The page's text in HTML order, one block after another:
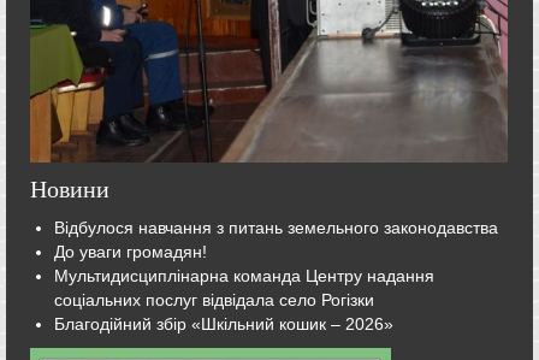
Новини
Відбулося навчання з питань земельного законодавства
До уваги громадян!
Мультидисциплінарна команда Центру надання
соціальних послуг відвідала село Рогізки
Благодійний збір «Шкільний кошик – 2026»